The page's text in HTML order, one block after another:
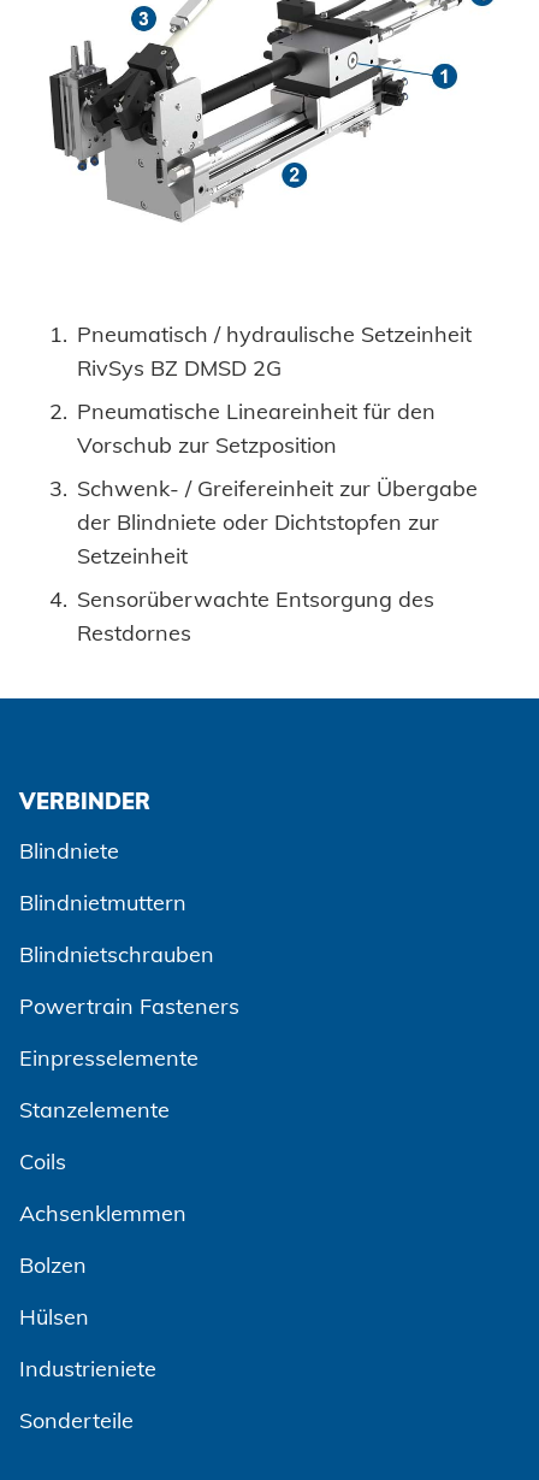
Pneumatisch / hydraulische Setzeinheit
RivSys BZ DMSD 2G
Pneumatische Lineareinheit für den
Vorschub zur Setzposition
Schwenk- / Greifereinheit zur Übergabe
der Blindniete oder Dichtstopfen zur
Setzeinheit
Sensorüberwachte Entsorgung des
Restdornes
VERBINDER
Blindniete
Blindnietmuttern
Blindnietschrauben
Powertrain Fasteners
Einpresselemente
Stanzelemente
Coils
Achsenklemmen
Bolzen
Hülsen
Industrieniete
Sonderteile